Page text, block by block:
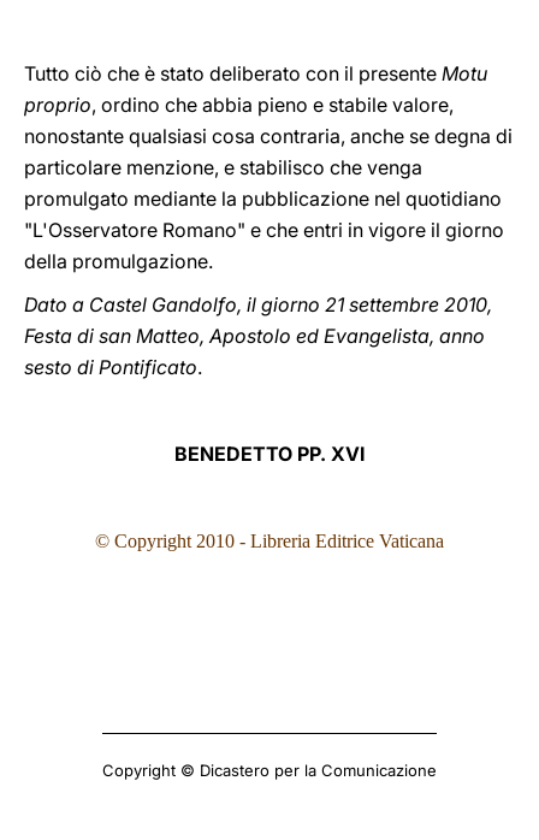
Tutto ciò che è stato deliberato con il presente Motu
proprio, ordino che abbia pieno e stabile valore,
nonostante qualsiasi cosa contraria, anche se degna di
particolare menzione, e stabilisco che venga
promulgato mediante la pubblicazione nel quotidiano
"L'Osservatore Romano" e che entri in vigore il giorno
della promulgazione.
Dato a Castel Gandolfo, il giorno 21 settembre 2010,
Festa di san Matteo, Apostolo ed Evangelista, anno
sesto di Pontificato.
BENEDETTO PP. XVI
© Copyright 2010 - Libreria Editrice Vaticana
Copyright © Dicastero per la Comunicazione